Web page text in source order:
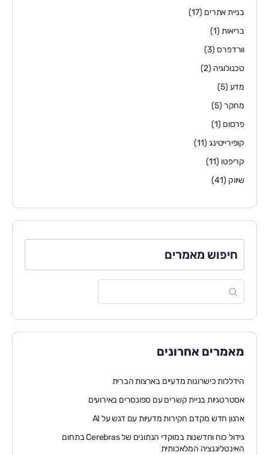
בניית אתרים (17)
בריאות(1)
וורדפרס (3)
טכנולוגיה (2)
מדע (5)
מחקר (5)
פרסום (1)
קופירייטינג(11)
קריפטו (11)
שיווק (41)
חיפוש מאמרים
מאמרים אחרונים
הידללות כישרונות מדעיים בארצות הברית
אסטרטגיות בניית קשרים עם ספונסרים באירועים
ארגון חדש מקדם חקירות מדעיות עם דגש על AI
גידול כוח וחדשנות במוקדי הנתונים של Cerebras בתחום
האינטליגנציה המלאכותית